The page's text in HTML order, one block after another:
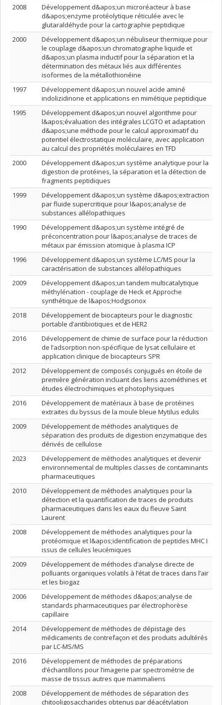
2008
Développement d&apos;un microréacteur à base
d&apos;enzyme protéolytique réticulée avec le
glutaraldéhyde pour la cartographie peptidique
2000
Développement d&apos;un nébuliseur thermique pour
le couplage d&apos;un chromatographe liquide et
d&apos;un plasma inductif pour la séparation et la
détermination des métaux liés aux différentes
isoformes de la métallothionéine
1997
Développement d&apos;un nouvel acide aminé
indolizidinone et applications en mimétique peptidique
1995
Développement d&apos;un nouvel algorithme pour
l&apos;évaluation des intégrales LCGTO et adaptation
d&apos;une méthode pour le calcul approximatif du
potentiel électrostatique moléculaire, avec application
au calcul des propriétés moléculaires en TFD
2000
Développement d&apos;un système analytique pour la
digestion de protéines, la séparation et la détection de
fragments peptidiques
1999
Développement d&apos;un système d&apos;extraction
par fluide supercritique pour l&apos;analyse de
substances allélopathiques
1990
Développement d&apos;un système intégré de
préconcentration pour l&apos;analyse de traces de
métaux par émission atomique à plasma ICP
1996
Développement d&apos;un système LC/MS pour la
caractérisation de substances allélopathiques
2009
Développement d&apos;un tandem multicatalytique
méthylénation - couplage de Heck et Approche
synthétique de l&apos;Hodgsonox
2018
Développement de biocapteurs pour le diagnostic
portable d’antibiotiques et de HER2
2016
Développement de chimie de surface pour la réduction
de l’adsorption non-spécifique de lysat cellulaire et
application clinique de biocapteurs SPR
2012
Développement de composés conjugués en étoile de
première génération incluant des liens azométhines et
études électrochimiques et photophysiques
2016
Développement de matériaux à base de protéines
extraites du byssus de la moule bleue Mytilus edulis
2009
Développement de méthodes analytiques de
séparation des produits de digestion enzymatique des
dérivés de cellulose
2023
Développement de méthodes analytiques et devenir
environnemental de multiples classes de contaminants
pharmaceutiques
2010
Développement de méthodes analytiques pour la
détection et la quantification de traces de produits
pharmaceutiques dans les eaux du fleuve Saint
Laurent
2008
Développement de méthodes analytiques pour la
protéomique et l&apos;identification de peptides MHC I
issus de cellules leucémiques
2009
Développement de méthodes d’analyse directe de
polluants organiques volatils à l’état de traces dans l’air
et les biogaz
2006
Développement de méthodes d&apos;analyse de
standards pharmaceutiques par électrophorèse
capillaire
2014
Développement de méthodes de dépistage des
médicaments de contrefaçon et des produits adultérés
par LC-MS/MS
2016
Développement de méthodes de préparations
d’échantillons pour l’imagerie par spectrométrie de
masse de tissus autres que mammaliens
2008
Développement de méthodes de séparation des
chitooligosaccharides obtenus par déacétylation